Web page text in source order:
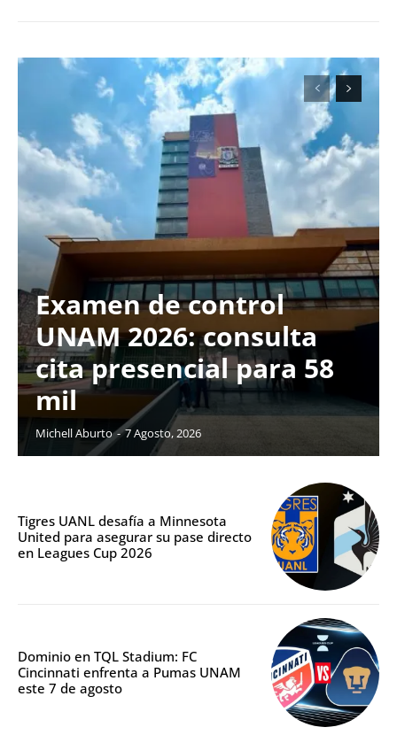
Examen de control
UNAM 2026: consulta
cita presencial para 58
mil
Michell Aburto - 7 Agosto, 2026
Tigres UANL desafía a Minnesota
United para asegurar su pase directo
en Leagues Cup 2026
Dominio en TQL Stadium: FC
Cincinnati enfrenta a Pumas UNAM
este 7 de agosto